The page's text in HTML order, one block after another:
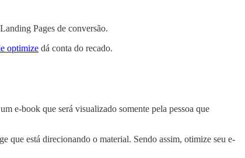
Pages de conversão.
optimize dá conta do recado.
e-book que será visualizado somente pela pessoa que
que está direcionando o material. Sendo assim, otimize seu e-